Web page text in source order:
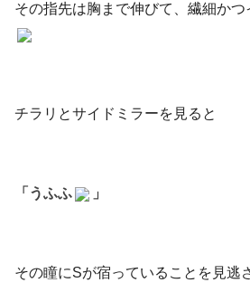
その指先は胸まで伸びて、繊細かつ
チラリとサイドミラーを見ると
「うふふ 」
その瞳にSが宿っていることを見逃